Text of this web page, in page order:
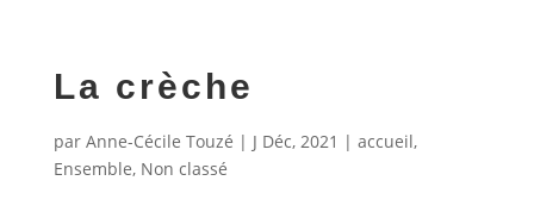
La crèche
par Anne-Cécile Touzé | J Déc, 2021 | accueil,
Ensemble, Non classé